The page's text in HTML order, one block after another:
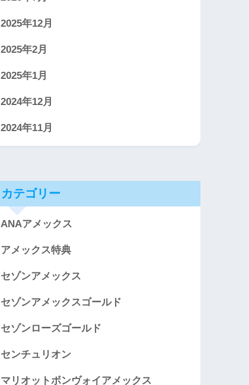
2025年12月
2025年2月
2025年1月
2024年12月
2024年11月
カテゴリー
ANAアメックス
アメックス特典
セゾンアメックス
セゾンアメックスゴールド
セゾンローズゴールド
センチュリオン
マリオットボンヴォイアメックス